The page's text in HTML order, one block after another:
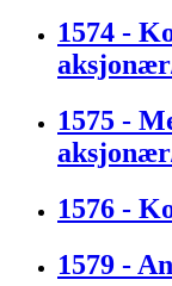
1574 -
1575 -
1576 -
1579 -